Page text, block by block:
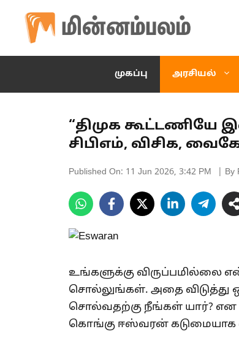
content
முகப்பு அரசியல்
“திமுக
சிபிஎம், விசிக,
Published On: 11 Jun 2026, 3:42 PM |
உங்களுக்கு விருப்பமில்லை
சொல்லுங்கள். அதை விடுத்து
சொல்வதற்கு நீங்கள் யார்? என
கொங்கு ஈஸ்வரன் கடுமையாக